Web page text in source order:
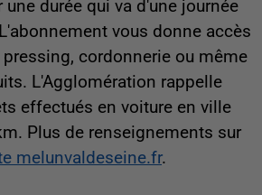
une durée qui va d'une journée
vous donne accès
cordonnerie ou même
L'Agglomération rappelle
effectués en voiture en ville
Plus de renseignements sur
melunvaldeseine.fr.